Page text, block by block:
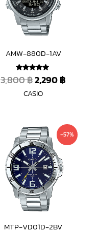
AMW-880D-1AV
ให้คะแนน
5
คะแนน
3,800฿2,290฿
CASIO
-57%
MTP-VD01D-2BV
Original
price
was:
2,800 ฿.
Current
price